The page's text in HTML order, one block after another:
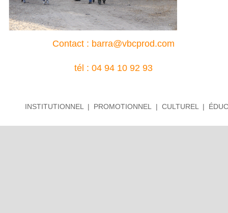
Contact : barra@vbcprod.com
tél : 04 94 10 92 93
INSTITUTIONNEL | PROMOTIONNEL | CULTUREL |